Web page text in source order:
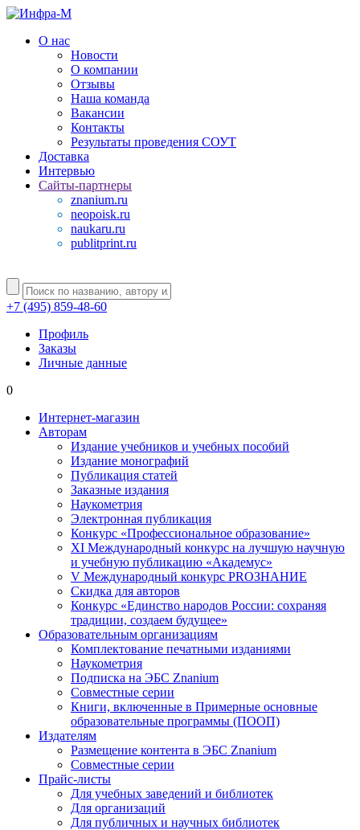
О нас
Новости
О компании
Отзывы
Наша команда
Вакансии
Контакты
Результаты проведения СОУТ
Доставка
Интервью
Сайты-партнеры
znanium.ru
neopoisk.ru
naukaru.ru
publitprint.ru
+7 (495) 859-48-60
Профиль
Заказы
Личные данные
0
Интернет-магазин
Авторам
Издание учебников и учебных пособий
Издание монографий
Публикация статей
Заказные издания
Наукометрия
Электронная публикация
Конкурс «Профессиональное образование»
XI Международный конкурс на лучшую научную
и учебную публикацию «Академус»
V Международный конкурс PROЗНАНИЕ
Скидка для авторов
Конкурс «Единство народов России: сохраняя
традиции, создаем будущее»
Образовательным организациям
Комплектование печатными изданиями
Наукометрия
Подписка на ЭБС Znanium
Совместные серии
Книги, включенные в Примерные основные
образовательные программы (ПООП)
Издателям
Размещение контента в ЭБС Znanium
Совместные серии
Прайс-листы
Для учебных заведений и библиотек
Для организаций
Для публичных и научных библиотек